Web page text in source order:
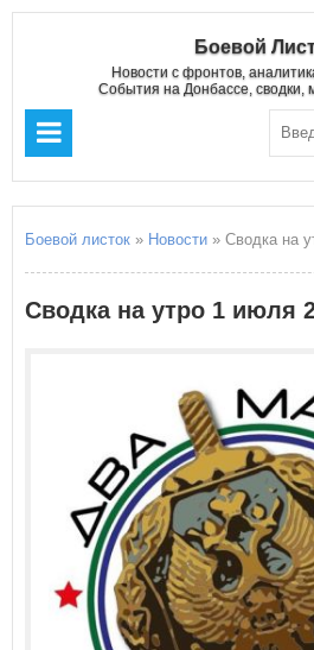
Боевой
Новости с фронтов,
События на Донбассе, сводки,
Боевой листок » Новости » Сводка на
Сводка на утро 1 июля